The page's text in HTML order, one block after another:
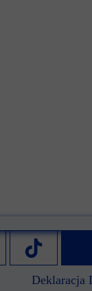
Deklaracja